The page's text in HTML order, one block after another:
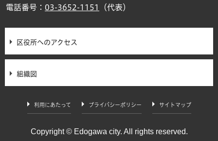
電話番号： 03-3652-1151 （代表）
区役所へのアクセス
組織図
利用にあたって プライバシーポリシー サイトマップ
Copyright © Edogawa city. All rights reserved.